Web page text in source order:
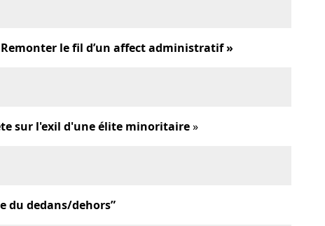
le fil d’un affect administratif »
sur l'exil d'une élite minoritaire»
du dedans/dehors”